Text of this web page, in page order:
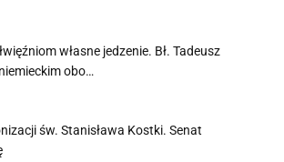
własne jedzenie. Bł. Tadeusz
obo…
św. Stanisława Kostki. Senat